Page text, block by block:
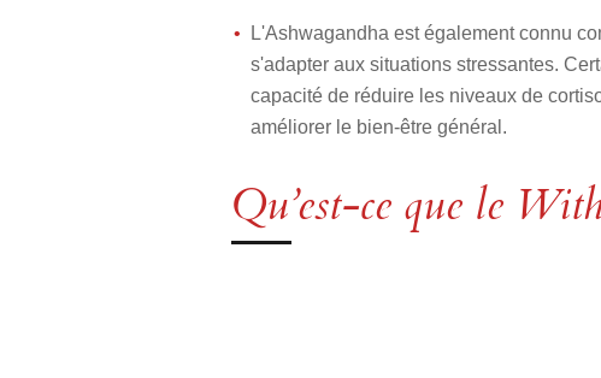
L'Ashwagandha est également connu
s'adapter aux situations stressantes.
capacité de réduire les niveaux de
améliorer le bien-être général.
Qu’est-ce que le